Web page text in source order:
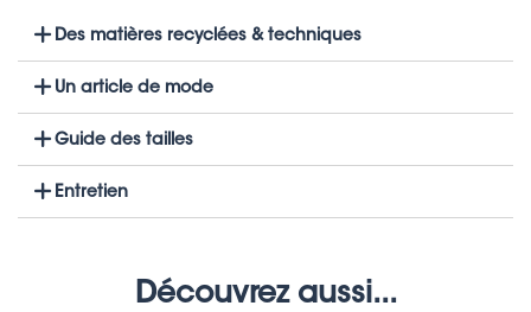
Des matières recyclées & techniques
Un article de mode
Guide des tailles
Entretien
Découvrez aussi...